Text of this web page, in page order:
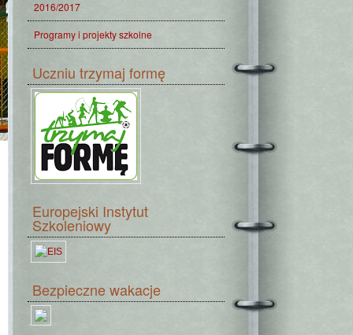
2016/2017
Programy i projekty szkolne
Uczniu trzymaj formę
Europejski Instytut
Szkoleniowy
Bezpieczne wakacje